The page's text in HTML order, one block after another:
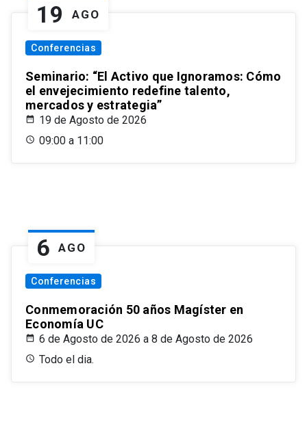
19 AGO
Conferencias
Seminario: “El Activo que Ignoramos: Cómo
el envejecimiento redefine talento,
mercados y estrategia”
19 de Agosto de 2026
09:00 a 11:00
6 AGO
Conferencias
Conmemoración 50 años Magíster en
Economía UC
6 de Agosto de 2026 a 8 de Agosto de 2026
Todo el dia.